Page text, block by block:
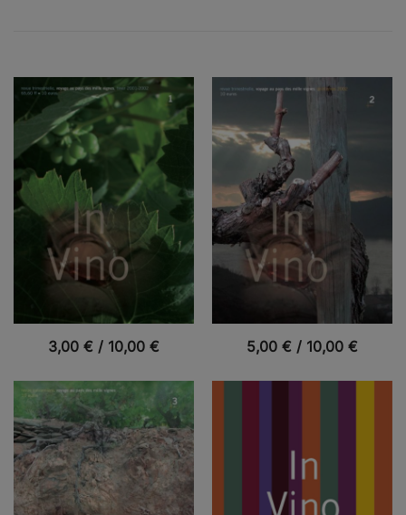
VUE RAPIDE
3,00 € / 10,00 € VUE RAPIDE
5,00 € / 10,00 €